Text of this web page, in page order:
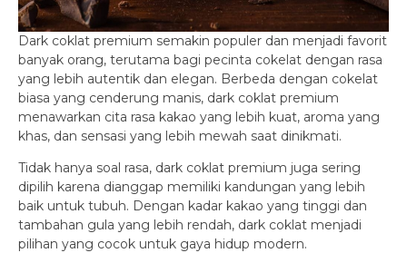
Dark coklat premium semakin populer dan menjadi favorit
banyak orang, terutama bagi pecinta cokelat dengan rasa
yang lebih autentik dan elegan. Berbeda dengan cokelat
biasa yang cenderung manis, dark coklat premium
menawarkan cita rasa kakao yang lebih kuat, aroma yang
khas, dan sensasi yang lebih mewah saat dinikmati.
Tidak hanya soal rasa, dark coklat premium juga sering
dipilih karena dianggap memiliki kandungan yang lebih
baik untuk tubuh. Dengan kadar kakao yang tinggi dan
tambahan gula yang lebih rendah, dark coklat menjadi
pilihan yang cocok untuk gaya hidup modern.